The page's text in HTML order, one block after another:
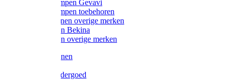
Schoenklompen Gevavi
Schoenklompen toebehoren
Werkschoenen overige merken
Werklaarzen Bekina
Werklaarzen overige merken
Handschoenen
Thermo ondergoed